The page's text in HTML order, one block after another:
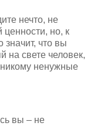
нечто, не
но, к
что вы
на свете человек,
никому ненужные
вы – не